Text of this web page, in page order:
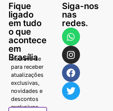
Fique
ligado
em tudo
o que
acontece
em
Brasília
Inscreva-se
para receber
atualizações
exclusivas,
novidades e
descontos
exclusivos.
Siga-nos
nas
redes.